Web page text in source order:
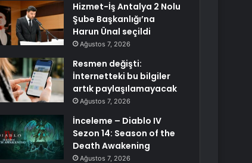
Hizmet-İş Antalya 2 Nolu
Şube Başkanlığı’na
Harun Ünal seçildi
Ağustos 7, 2026
Resmen değişti:
İnternetteki bu bilgiler
artık paylaşılamayacak
Ağustos 7, 2026
İnceleme – Diablo IV
Sezon 14: Season of the
Death Awakening
Ağustos 7, 2026